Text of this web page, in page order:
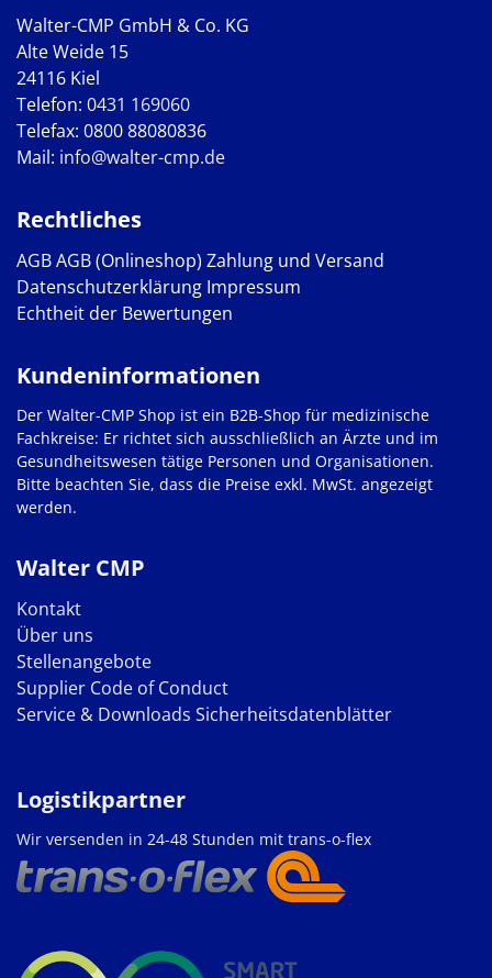
Walter-CMP GmbH & Co. KG
Alte Weide 15
24116 Kiel
Telefon: 0431 169060
Telefax: 0800 88080836
Mail: info@walter-cmp.de
Rechtliches
AGBAGB (Onlineshop) Zahlung und Versand
Datenschutzerklärung Impressum
Echtheit der Bewertungen
Walter CMP
Kontakt
Über uns
Stellenangebote
Supplier Code of Conduct
Service & Downloads Sicherheitsdatenblätter
Kundeninformationen
Der Walter-CMP Shop ist ein B2B-Shop für medizinische
Fachkreise: Er richtet sich ausschließlich an Ärzte und im
Gesundheitswesen tätige Personen und Organisationen.
Bitte beachten Sie, dass die Preise exkl. MwSt. angezeigt
werden.
Logistikpartner
Wir versenden in 24-48 Stunden mit trans-o-flex